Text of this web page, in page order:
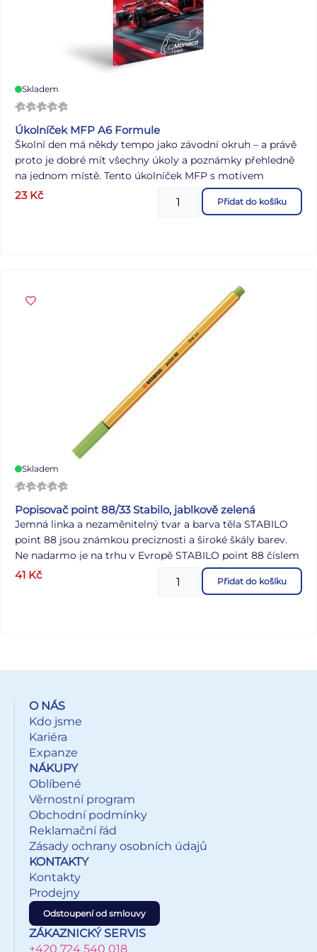
Skladem
Úkolníček MFP A6 Formule
Školní den má někdy tempo jako závodní okruh – a právě
proto je dobré mít všechny úkoly a poznámky přehledně
na jednom místě. Tento úkolníček MFP s motivem
formule je navržený tak, aby se stal spolehlivou součástí
každodenní školní výbavy. Formát A6 je kompaktní a
matematické vzorce - vyjmenovaná slova - rozvrh hodin
Formát: A6 Motiv: formule Počet stran: 40 Uvedená cena
23 Kč Přidat do košíku
Skladem
Popisovač point 88/33 Stabilo, jablkově zelená
Jemná linka a nezaměnitelný tvar a barva těla STABILO
point 88 jsou známkou preciznosti a široké škály barev.
Ne nadarmo je na trhu v Evropě STABILO point 88 číslem
jedna. Jeho hrot zasazený do kovového pouzdra byl
nesčetněkrát zdrojem skvělých nápadů a důmyslných
41 Kč Přidat do košíku
O NÁS
Kdo jsme
Kariéra
Expanze
NÁKUPY
Oblíbené
Věrnostní program
Obchodní podmínky
Reklamační řád
Zásady ochrany osobních údajů
KONTAKTY
Kontakty
Prodejny
Odstoupení od smlouvy
ZÁKAZNICKÝ SERVIS
+420 724 540 018